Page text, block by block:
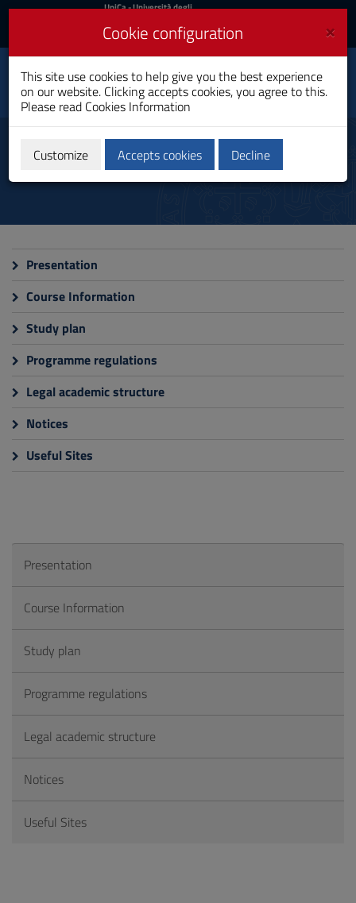
Skip
Content
to
Go
Footer
UniCa
Login
UniCa- Università degli
Login UniCA News
Toggle
navigation
Education Studies
Bachelor's Degree
Programme
Presentation
Course Information
Study plan
Programme regulations
Legal academic structure
Notices
Useful Sites
Presentation
Course Information
Study plan
Programme regulations
Legal academic structure
Notices
Useful Sites
×
Cookie configuration
This site use cookies to help give you the best experience
on our website. Clicking accepts cookies, you agree to this.
Please read Cookies Information
Customize Accepts cookies Decline